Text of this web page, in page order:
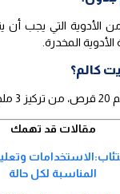
من الأدوية التي يجب
الأدوية المخدرة.
كالم؟
مقالات قد تهمك
المناسبة لكل حالة